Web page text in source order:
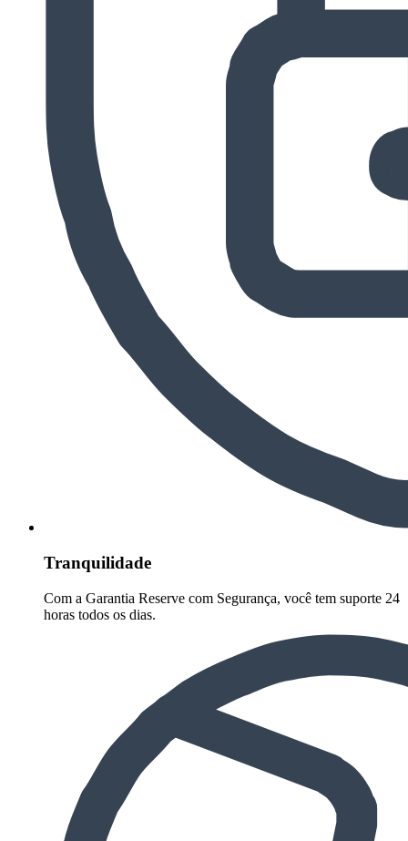
Tranquilidade
Com a Garantia Reserve com Segurança, você tem suporte 24
horas todos os dias.